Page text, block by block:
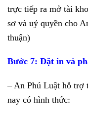
trực tiếp ra mở tài
sơ và uỷ quyền cho
thuận)
Bước 7: Đặt in và
– An Phú Luật hỗ trợ
nay có hình thức: